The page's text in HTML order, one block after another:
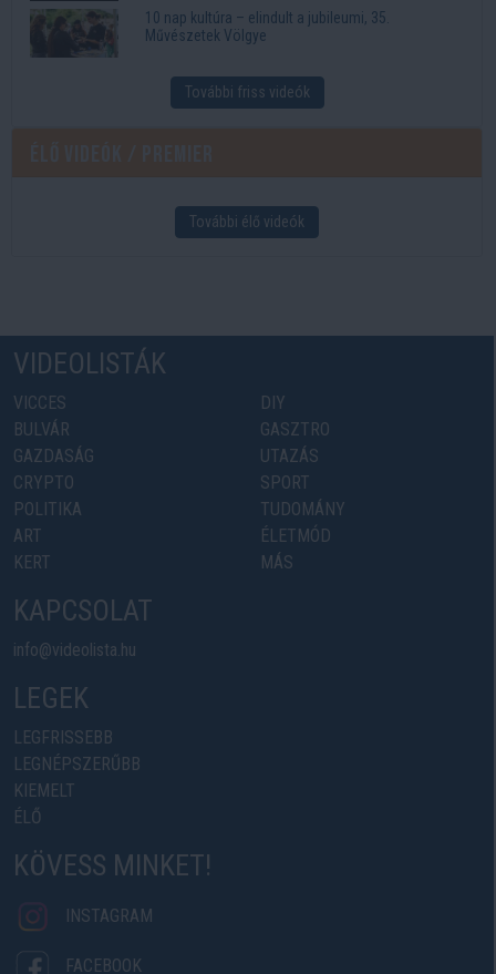
10 nap kultúra – elindult a jubileumi, 35.
Művészetek Völgye
További friss videók
További élő videók
VIDEOLISTÁK
VICCES
BULVÁR
GAZDASÁG
CRYPTO
POLITIKA
ART
KERT
DIY
GASZTRO
UTAZÁS
SPORT
TUDOMÁNY
ÉLETMÓD
MÁS
KAPCSOLAT
info@videolista.hu
LEGEK
LEGFRISSEBB
LEGNÉPSZERŰBB
KIEMELT
ÉLŐ
KÖVESS MINKET!
INSTAGRAM
FACEBOOK